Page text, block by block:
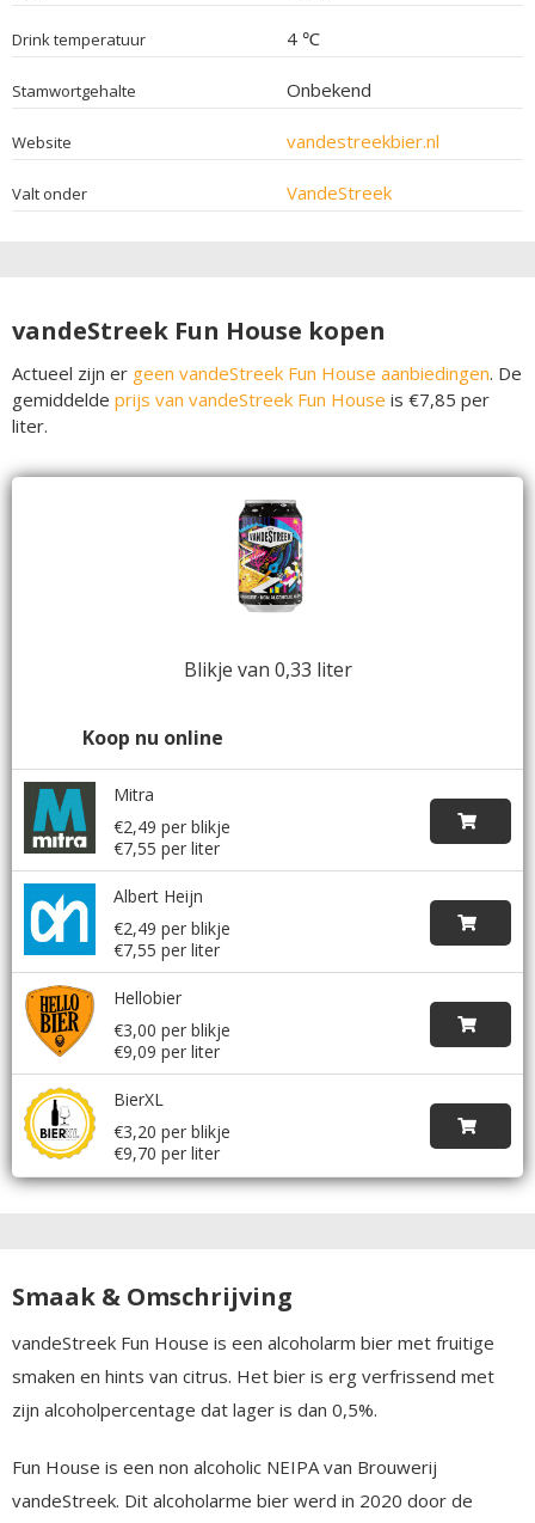
Drink temperatuur 4 ℃
Stamwortgehalte Onbekend
Website vandestreekbier.nl
Valt onder VandeStreek
vandeStreek Fun House kopen
Actueel zijn er geen vandeStreek Fun House aanbiedingen. De
gemiddelde prijs van vandeStreek Fun House is €7,85 per
liter.
Blikje van 0,33 liter
Koop nu online
Mitra
€2,49 per blikje
€7,55 per liter
Albert Heijn
€2,49 per blikje
€7,55 per liter
Hellobier
€3,00 per blikje
€9,09 per liter
BierXL
€3,20 per blikje
€9,70 per liter
Smaak & Omschrijving
vandeStreek Fun House is een alcoholarm bier met fruitige
smaken en hints van citrus. Het bier is erg verfrissend met
zijn alcoholpercentage dat lager is dan 0,5%.
Fun House is een non alcoholic NEIPA van Brouwerij
vandeStreek. Dit alcoholarme bier werd in 2020 door de